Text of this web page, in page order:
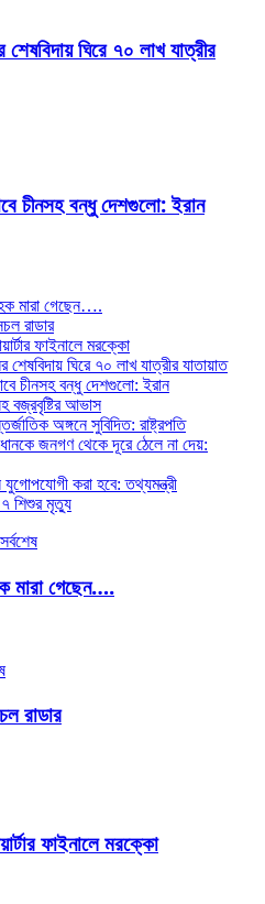
ঘিরে ৭০ লাখ যাত্রীর
চীনসহ বন্ধু দেশগুলো: ইরান
মারা গেছেন….
রাডার
ফাইনালে মরক্কো
শেষবিদায় ঘিরে ৭০ লাখ যাত্রীর যাতায়াত
চীনসহ বন্ধু দেশগুলো: ইরান
বজ্রবৃষ্টির আভাস
অঙ্গনে সুবিদিত: রাষ্ট্রপতি
জনগণ থেকে দূরে ঠেলে না দেয়:
করা হবে: তথ্যমন্ত্রী
শিশুর মৃত্যু
সর্বশেষ
গেছেন….
রাডার
ফাইনালে মরক্কো